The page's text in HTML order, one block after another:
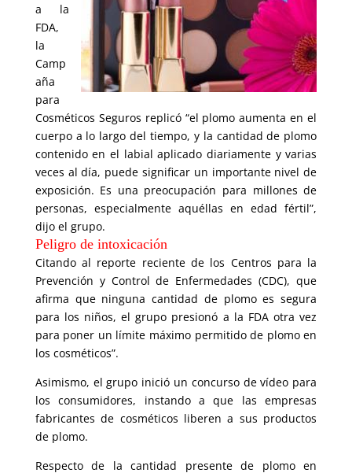
a la
FDA,
la
Camp
aña
para
Cosméticos Seguros replicó “el plomo aumenta en el
cuerpo a lo largo del tiempo, y la cantidad de plomo
contenido en el labial aplicado diariamente y varias
veces al día, puede significar un importante nivel de
exposición. Es una preocupación para millones de
personas, especialmente aquéllas en edad fértil”,
dijo el grupo.
Peligro de intoxicación
Citando al reporte reciente de los Centros para la
Prevención y Control de Enfermedades (CDC), que
afirma que ninguna cantidad de plomo es segura
para los niños, el grupo presionó a la FDA otra vez
para poner un límite máximo permitido de plomo en
los cosméticos”.
Asimismo, el grupo inició un concurso de vídeo para
los consumidores, instando a que las empresas
fabricantes de cosméticos liberen a sus productos
de plomo.
Respecto de la cantidad presente de plomo en